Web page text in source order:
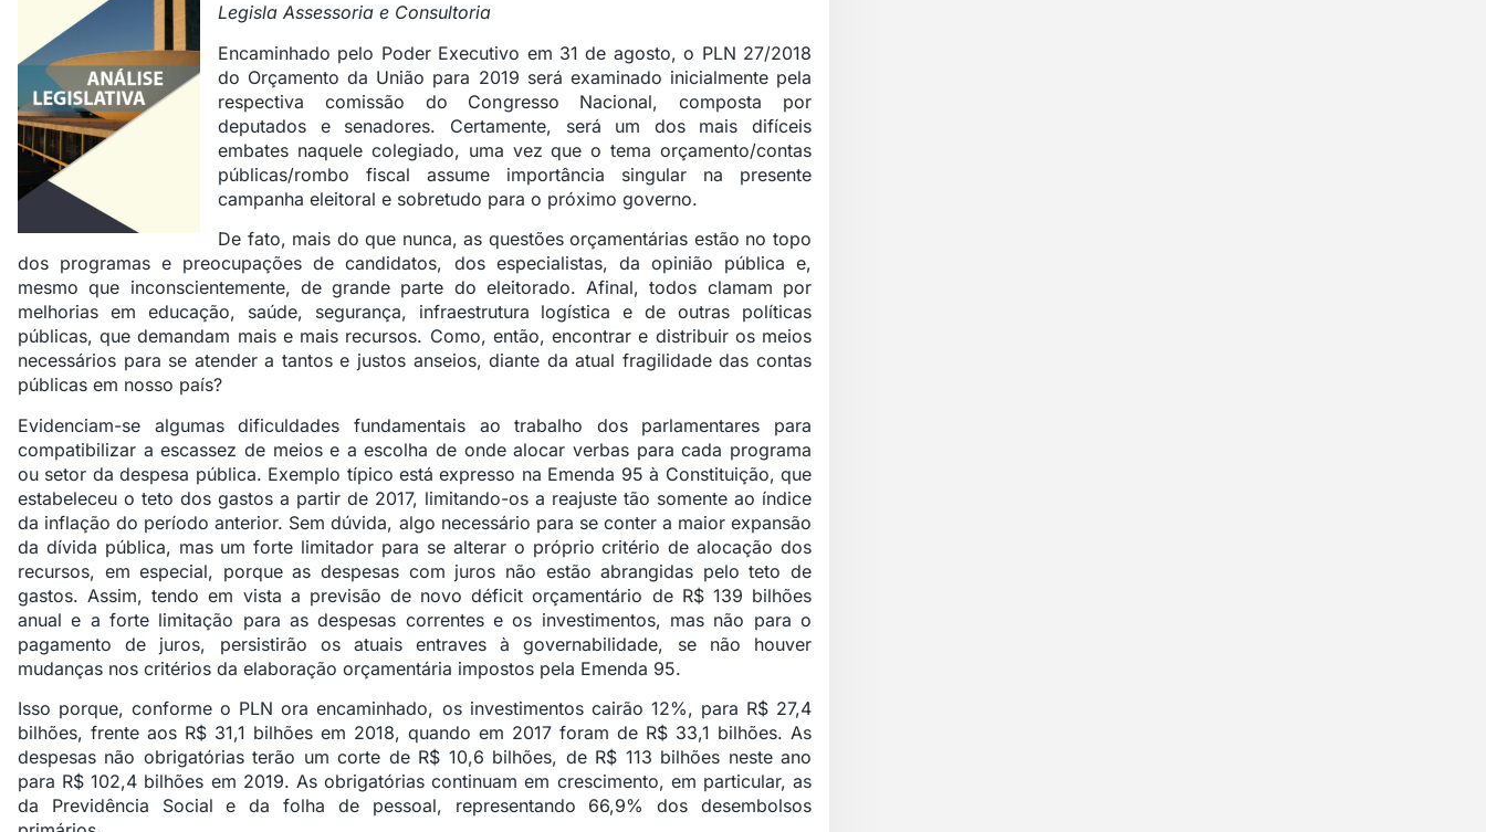
Legisla Assessoria e Consultoria
Encaminhado pelo Poder Executivo em 31 de agosto, o PLN 27/2018
do Orçamento da União para 2019 será examinado inicialmente pela
respectiva comissão do Congresso Nacional, composta por
deputados e senadores. Certamente, será um dos mais difíceis
embates naquele colegiado, uma vez que o tema orçamento/contas
públicas/rombo fiscal assume importância singular na presente
campanha eleitoral e sobretudo para o próximo governo.
De fato, mais do que nunca, as questões orçamentárias estão no topo
dos programas e preocupações de candidatos, dos especialistas, da opinião pública e,
mesmo que inconscientemente, de grande parte do eleitorado. Afinal, todos clamam por
melhorias em educação, saúde, segurança, infraestrutura logística e de outras políticas
públicas, que demandam mais e mais recursos. Como, então, encontrar e distribuir os meios
necessários para se atender a tantos e justos anseios, diante da atual fragilidade das contas
públicas em nosso país?
Evidenciam-se algumas dificuldades fundamentais ao trabalho dos parlamentares para
compatibilizar a escassez de meios e a escolha de onde alocar verbas para cada programa
ou setor da despesa pública. Exemplo típico está expresso na Emenda 95 à Constituição, que
estabeleceu o teto dos gastos a partir de 2017, limitando-os a reajuste tão somente ao índice
da inflação do período anterior. Sem dúvida, algo necessário para se conter a maior expansão
da dívida pública, mas um forte limitador para se alterar o próprio critério de alocação dos
recursos, em especial, porque as despesas com juros não estão abrangidas pelo teto de
gastos. Assim, tendo em vista a previsão de novo déficit orçamentário de R$ 139 bilhões
anual e a forte limitação para as despesas correntes e os investimentos, mas não para o
pagamento de juros, persistirão os atuais entraves à governabilidade, se não houver
mudanças nos critérios da elaboração orçamentária impostos pela Emenda 95.
Isso porque, conforme o PLN ora encaminhado, os investimentos cairão 12%, para R$ 27,4
bilhões, frente aos R$ 31,1 bilhões em 2018, quando em 2017 foram de R$ 33,1 bilhões. As
despesas não obrigatórias terão um corte de R$ 10,6 bilhões, de R$ 113 bilhões neste ano
para R$ 102,4 bilhões em 2019. As obrigatórias continuam em crescimento, em particular, as
da Previdência Social e da folha de pessoal, representando 66,9% dos desembolsos